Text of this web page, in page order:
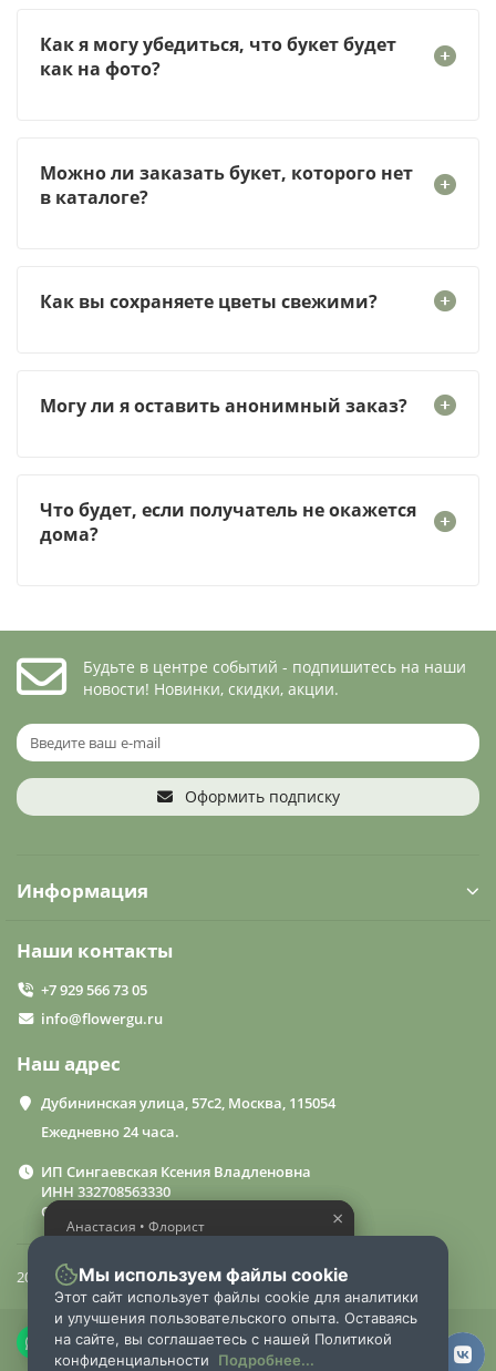
×
Анастасия • Флорист
букет
Как я могу убедиться, что букет будет
как на фото?
Можно ли заказать букет, которого нет
в каталоге?
Как вы сохраняете цветы свежими?
Могу ли я оставить анонимный заказ?
Что будет, если получатель не окажется
дома?
Будьте в центре событий - подпишитесь на наши
новости! Новинки, скидки, акции.
Оформить подписку
Информация
Наши контакты
+7 929 566 73 05
info@flowergu.ru
Наш адрес
Дубининская улица, 57с2, Москва, 115054
Ежедневно 24 часа.
ИП Сингаевская Ксения Владленовна
ИНН 332708563330
ОГРН 310332714600015
2024 «FlowerGuru»
×
Анастасия • Флорист
букет
Мы используем файлы cookie
Этот сайт использует файлы cookie для аналитики
и улучшения пользовательского опыта. Оставаясь
на сайте, вы соглашаетесь с нашей Политикой
конфиденциальности
Подробнее...